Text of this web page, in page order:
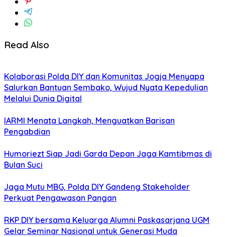
Read Also
Kolaborasi Polda DIY dan Komunitas Jogja Menyapa
Salurkan Bantuan Sembako, Wujud Nyata Kepedulian
Melalui Dunia Digital
IARMI Menata Langkah, Menguatkan Barisan
Pengabdian
Humoriezt Siap Jadi Garda Depan Jaga Kamtibmas di
Bulan Suci
Jaga Mutu MBG, Polda DIY Gandeng Stakeholder
Perkuat Pengawasan Pangan
RKP DIY bersama Keluarga Alumni Paskasarjana UGM
Gelar Seminar Nasional untuk Generasi Muda